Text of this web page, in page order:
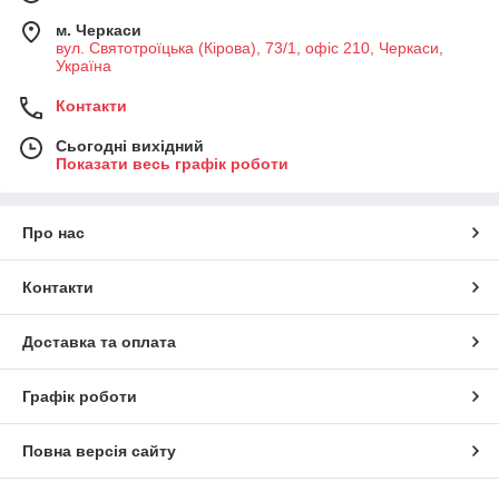
м. Черкаси
вул. Святотроїцька (Кірова), 73/1, офіс 210, Черкаси,
Україна
Контакти
Сьогодні вихідний
Показати весь графік роботи
Про нас
Контакти
Доставка та оплата
Графік роботи
Повна версія сайту